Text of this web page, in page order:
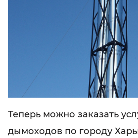
Теперь можно заказать
дымоходов по городу